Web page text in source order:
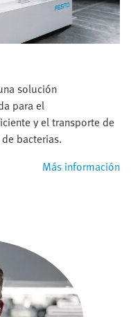
solución
para el
y el transporte de
bacterias.
Más información